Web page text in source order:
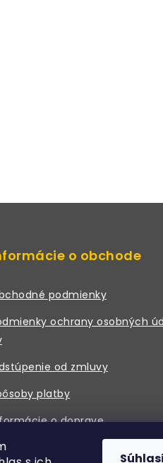
o obchode
podmienky
ochrany osobných
od zmluvy
platby
o doprave
údaje / Kontakt